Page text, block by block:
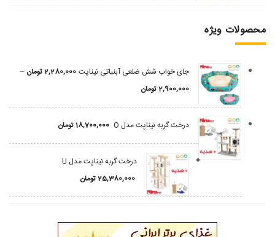
محصولات ویژه
جای خواب شش ضلعی آبنباتی نیناپت 2,280,000تومان –
2,900,000تومان
درخت گربه نیناپت مدل O 18,700,000تومان
درخت گربه نیناپت مدل U
25,380,000تومان